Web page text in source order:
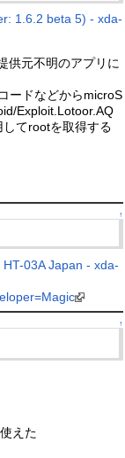
1.6.2 beta 5) - xda-
供元不明のアプリに
ードなどからmicroS
Exploit.Lotoor.AQ
してrootを取得する
↑
03A Japan - xda-
↑
えた